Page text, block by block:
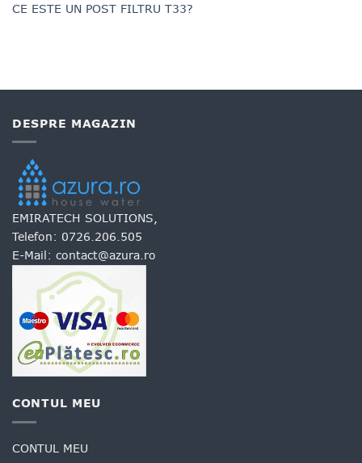
CE ESTE UN POST FILTRU T33?
DESPRE MAGAZIN
EMIRATECH SOLUTIONS,
Telefon: 0726.206.505
E-Mail: contact@azura.ro
CONTUL MEU
CONTUL MEU